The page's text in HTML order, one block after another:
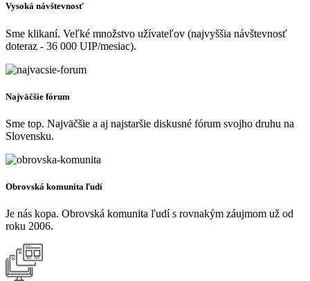
Vysoká návštevnosť
Sme klikaní. Veľké množstvo užívateľov (najvyššia návštevnosť
doteraz - 36 000 UIP/mesiac).
Najväčšie fórum
Sme top. Najväčšie a aj najstaršie diskusné fórum svojho druhu na
Slovensku.
Obrovská komunita ľudí
Je nás kopa. Obrovská komunita ľudí s rovnakým záujmom už od
roku 2006.